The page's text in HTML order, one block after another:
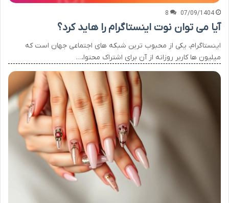
07/09/1404
8
آیا می توان نوت اینستاگرام را هاید کرد؟
اینستاگرام، یکی از محبوب ترین شبکه های اجتماعی جهان است که
میلیون ها کاربر روزانه از آن برای اشتراک محتوا،…